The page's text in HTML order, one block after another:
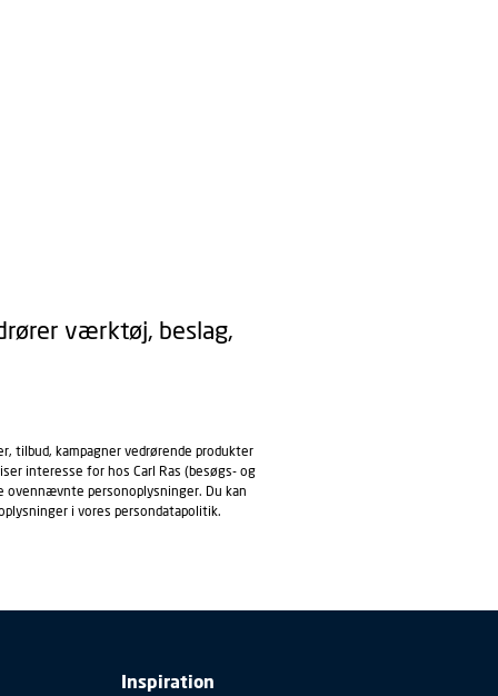
værktøj, beslag,
tilbud, kampagner vedrørende produkter
interesse for hos Carl Ras (besøgs- og
ovennævnte personoplysninger. Du kan
i vores persondatapolitik.
Inspiration